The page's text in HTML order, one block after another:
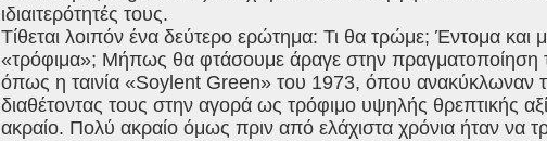
ιδιαιτερότητές τους.
Τίθεται λοιπόν ένα δεύτερο ερώτημα: Τι θα τρώμε; Έντομα και
«τρόφιμα»; Μήπως θα φτάσουμε άραγε στην πραγματοποίηση
όπως η ταινία «Soylent Green» του 1973, όπου ανακύκλωναν
διαθέτοντας τους στην αγορά ως τρόφιμο υψηλής θρεπτικής
ακραίο. Πολύ ακραίο όμως πριν από ελάχιστα χρόνια ήταν να